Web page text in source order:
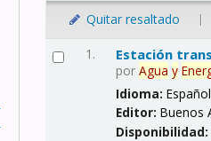
Quitar resaltado |
1. Estación
porAgua y
Idioma:Español
Editor:Buenos
Disponibilidad: